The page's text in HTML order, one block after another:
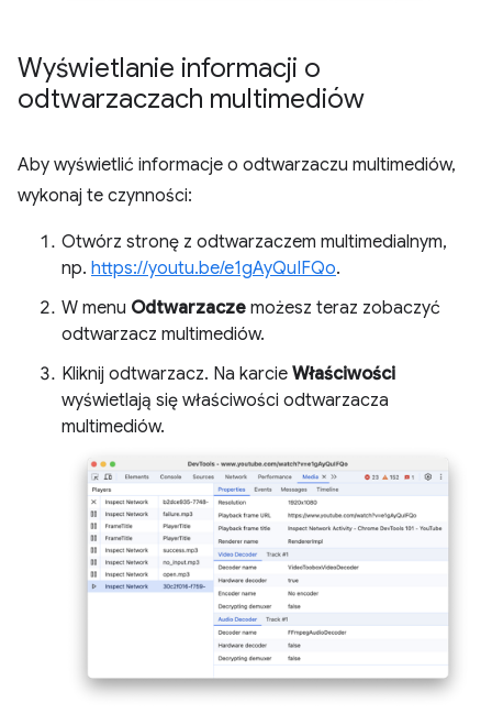
Wyświetlanie informacji o
odtwarzaczach multimediów
Aby wyświetlić informacje o odtwarzaczu multimediów,
wykonaj te czynności:
Otwórz stronę z odtwarzaczem multimedialnym,
np. https://youtu.be/e1gAyQuIFQo.
W menu Odtwarzacze możesz teraz zobaczyć
odtwarzacz multimediów.
Kliknij odtwarzacz. Na karcie Właściwości
wyświetlają się właściwości odtwarzacza
multimediów.